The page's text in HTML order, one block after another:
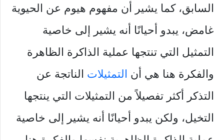
السابق، كما يشير أن مفهوم هيوم عن الحيوية
غامض، يبدو أحيانًا أنه يشير إلى خاصية
التمثيل التي تنتجها عملية الذاكرة الظاهرة
والفكرة هنا هي أن التمثيلات الناتجة عن
التذكر أكثر تفصيلاً من التمثيلات التي ينتجها
التخيل، ولكن يبدو أحيانًا أنه يشير إلى خاصية